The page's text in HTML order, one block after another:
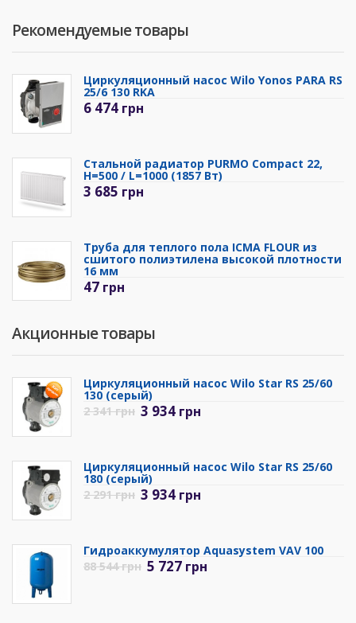
Рекомендуемые товары
Циркуляционный насос Wilo Yonos PARA RS
25/6 130 RKA
6 474 грн
Стальной радиатор PURMO Compact 22,
H=500 / L=1000 (1857 Вт)
3 685 грн
Труба для теплого пола ICMA FLOUR из
сшитого полиэтилена высокой плотности
16 мм
47 грн
Акционные товары
Циркуляционный насос Wilo Star RS 25/60
130 (серый)
2 341грн 3 934 грн
Циркуляционный насос Wilo Star RS 25/60
180 (серый)
2 291грн 3 934 грн
Гидроаккумулятор Aquasystem VAV 100
88 544грн 5 727 грн